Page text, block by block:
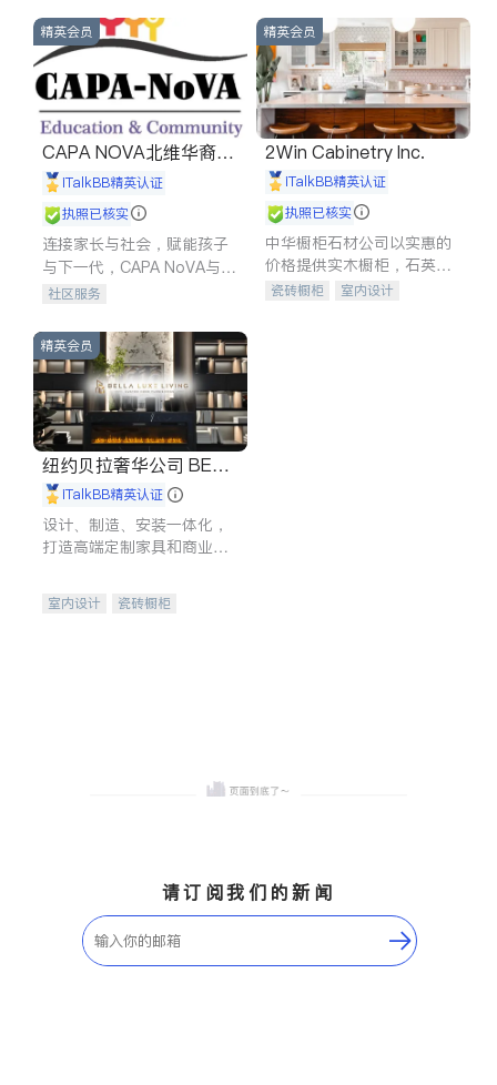
建筑合同、刑事案件全包办
信托/遗嘱
商业
索赔
律师-其它 保释
精英会员
CAPA NOVA北维华裔家
长会iTalkBB精英认证
执照已核实
连接家长与社会，赋能孩子
与下一代，CAPA NoVA与您
携手建设包容、公平、充满
社区服务
精英会员
2Win Cabinetry Inc.
iTalkBB精英认证
执照已核实
中华橱柜石材公司以实惠的
价格提供实木橱柜，石英石
台面，多种优质不锈钢水
瓷砖橱柜
室内设计
精英会员
纽约贝拉奢华公司 BELL
A LUXE
iTalkBB精英认证
设计、制造、安装一体化，
打造高端定制家具和商业空
室内设计
瓷砖橱柜
请订阅我们的新闻